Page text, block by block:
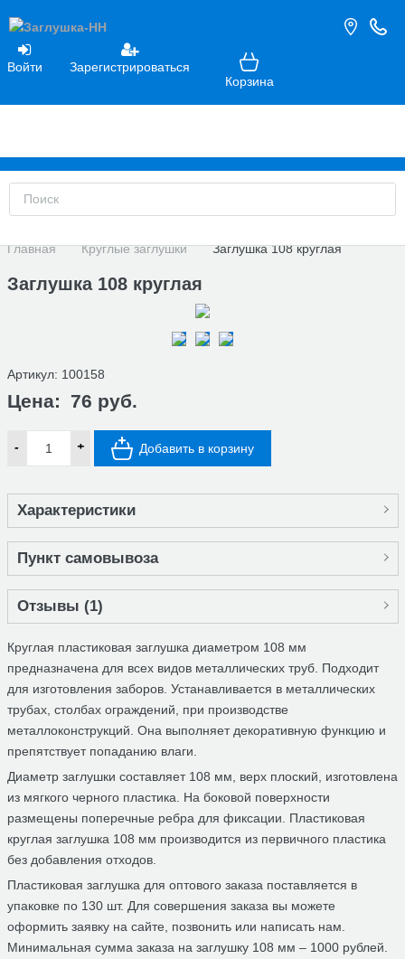
Войти
Зарегистрироваться
Корзина
Главная Круглые заглушки Заглушка 108 круглая
Заглушка 108 круглая
Артикул: 100158
Цена: 76 руб.
- + Добавить в корзину
Круглая пластиковая заглушка диаметром 108 мм
предназначена для всех видов металлических труб. Подходит
для изготовления заборов. Устанавливается в металлических
трубах, столбах ограждений, при производстве
металлоконструкций. Она выполняет декоративную функцию и
препятствует попаданию влаги.
Диаметр заглушки составляет 108 мм, верх плоский, изготовлена
из мягкого черного пластика. На боковой поверхности
размещены поперечные ребра для фиксации. Пластиковая
круглая заглушка 108 мм производится из первичного пластика
без добавления отходов.
Пластиковая заглушка для оптового заказа поставляется в
упаковке по 130 шт. Для совершения заказа вы можете
оформить заявку на сайте, позвонить или написать нам.
Минимальная сумма заказа на заглушку 108 мм – 1000 рублей.
Характеристики
Пункт самовывоза
Отзывы (1)